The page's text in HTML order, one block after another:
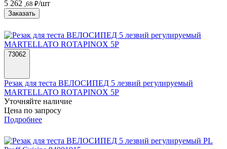
5 262 ,68 ₽/шт
Заказать
73062
Резак для теста ВЕЛОСИПЕД 5 лезвий регулируемый
MARTELLATO ROTAPINOX 5P
Уточняйте наличие
Цена по запросу
Подробнее